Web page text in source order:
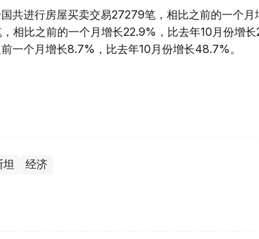
共进行房屋买卖交易27279笔，相比之前的一个
相比之前的一个月增长22.9%，比去年10月份增
一个月增长8.7%，比去年10月份增长48.7%。
坦 经济